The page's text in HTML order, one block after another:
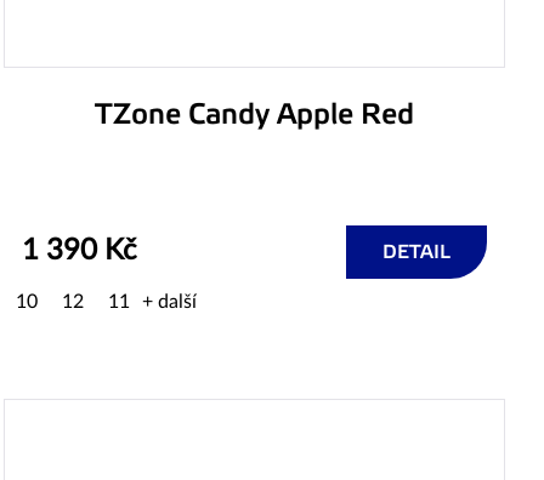
TZone Candy Apple Red
1 390 Kč DETAIL
10 12 11 + další